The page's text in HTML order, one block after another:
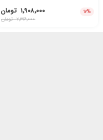
۱۷% ۱٬۹۰۸٬۰۰۰ تومان
۲٬۳۱۶٬۰۰۰تومان